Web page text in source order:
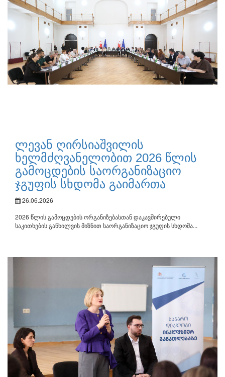
ლევან ღირსიაშვილის
ხელმძღვანელობით 2026 წლის
გამოცდების საორგანიზაციო
ჯგუფის სხდომა გაიმართა
26.06.2026
2026 წლის გამოცდების ორგანიზებასთან დაკავშირებული
საკითხების განხილვის მიზნით საორგანიზაციო ჯგუფის სხდომა...